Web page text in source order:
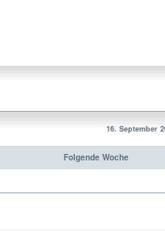
16. September
Folgende Woche